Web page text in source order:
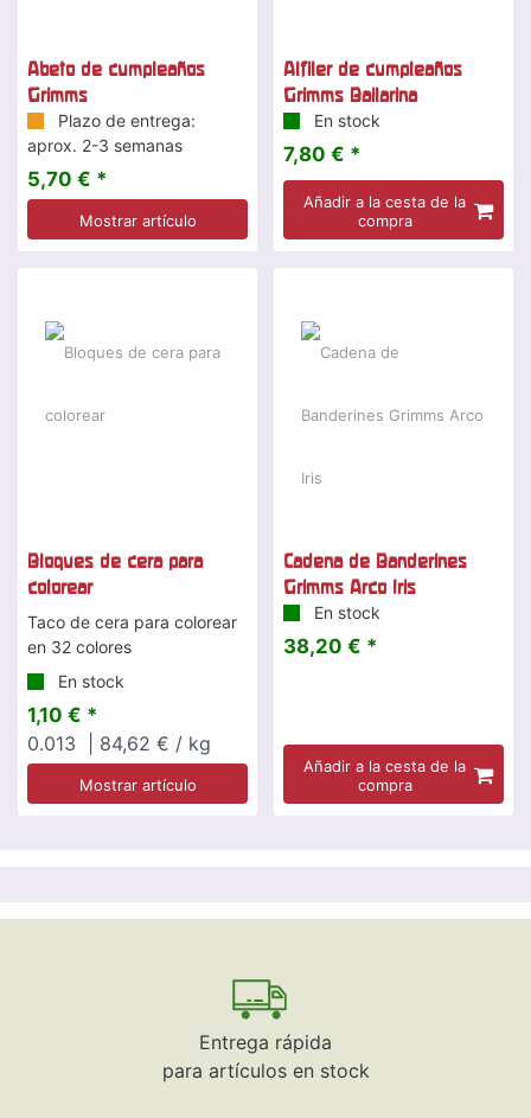
Abeto de cumpleaños
Grimms
Plazo de entrega:
aprox. 2-3 semanas
5,70 € *
Mostrar artículo
Alfiler de cumpleaños
Grimms Bailarina
En stock
7,80 € *
Añadir a la cesta de la
compra
Bloques de cera para
colorear
Taco de cera para colorear
en 32 colores
En stock
1,10 € *
0.013
| 84,62 € / kg
Mostrar artículo
Cadena de Banderines
Grimms Arco Iris
En stock
38,20 € *
Añadir a la cesta de la
compra
Entrega rápida
para artículos en stock